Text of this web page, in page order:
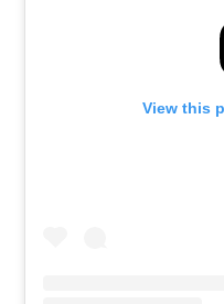
View this